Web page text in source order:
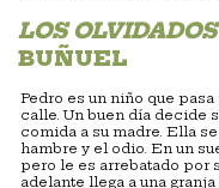
LOS OLVIDADOS
BUÑUEL
Pedro es un niño que
calle. Un buen día decide
comida a su madre. Ella
hambre y el odio. En un
pero le es arrebatado por
adelante llega a una